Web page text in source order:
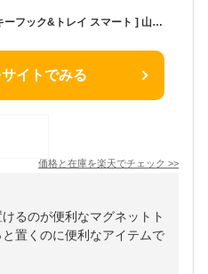
（土・日発送可） [ マグネットキーフック&トレイ スマート ] 山崎実業 公式 smart マグネット 2754 2755 ホワイト ブラック / 玄関収納 鍵 傘 引っ掛け 印鑑 小物収納 鍵掛け 玄関扉 玄関ドア 磁石 トレイ付き yamazaki JGS 最強配送 dej cpj 送料無料
イトでみる
価格と在庫を楽天でチェック >>
るのが便利なマグネットト
置くのに便利なアイテムで